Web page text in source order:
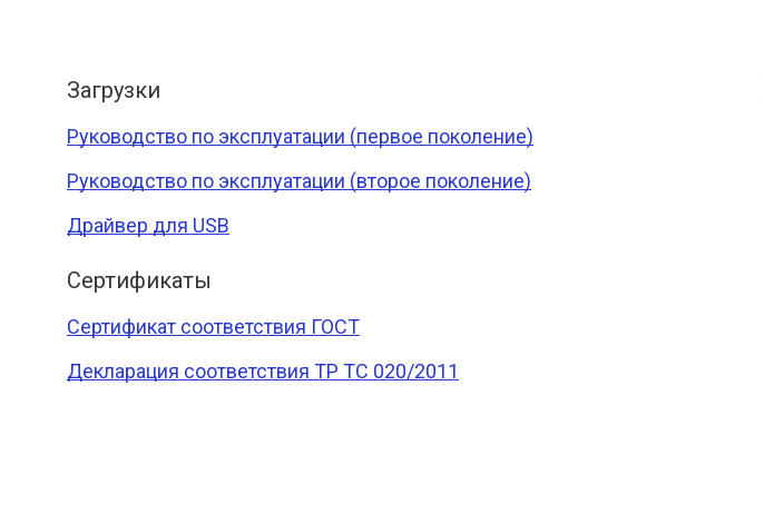
Загрузки
Руководство по эксплуатации (первое поколение)
Руководство по эксплуатации (второе поколение)
Драйвер для USB
Сертификаты
Сертификат соответствия ГОСТ
Декларация соответствия ТР ТС 020/2011